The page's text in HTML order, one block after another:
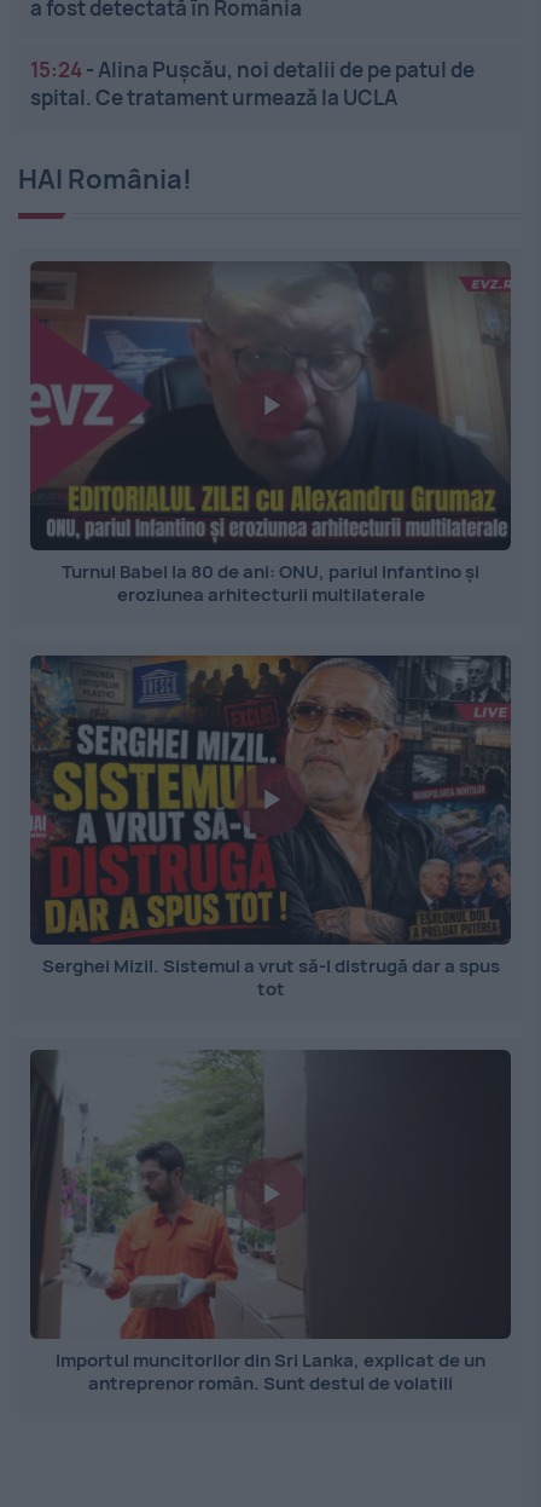
a fost detectată în România
15:24-Alina Pușcău, noi detalii de pe patul de
spital. Ce tratament urmează la UCLA
HAI România!
Turnul Babel la 80 de ani: ONU, pariul Infantino și
eroziunea arhitecturii multilaterale
Serghei Mizil. Sistemul a vrut să-l distrugă dar a spus
tot
Importul muncitorilor din Sri Lanka, explicat de un
antreprenor român. Sunt destul de volatili